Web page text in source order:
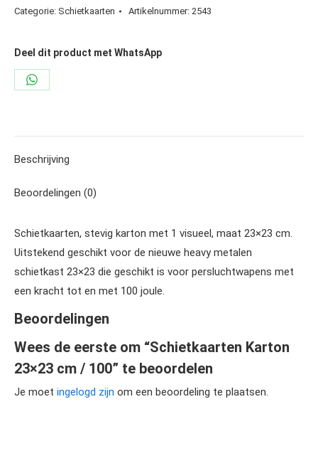
Categorie: Schietkaarten Artikelnummer: 2543
Deel dit product met WhatsApp
Share
Beschrijving
Beoordelingen (0)
Schietkaarten, stevig karton met 1 visueel, maat 23×23 cm.
Uitstekend geschikt voor de nieuwe heavy metalen
schietkast 23×23 die geschikt is voor persluchtwapens met
een kracht tot en met 100 joule.
Beoordelingen
Wees de eerste om “Schietkaarten Karton
23×23 cm / 100” te beoordelen
Je moet ingelogd zijn om een beoordeling te plaatsen.